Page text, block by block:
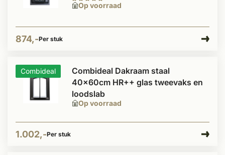
Op voorraad
874,-Per stuk
Combideal
Op voorraad
Combideal Dakraam staal
40x60cm HR++ glas tweevaks en
loodslab
1.002,-Per stuk